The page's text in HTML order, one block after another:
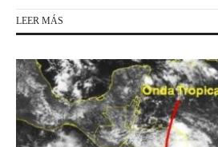
LEER MÁS